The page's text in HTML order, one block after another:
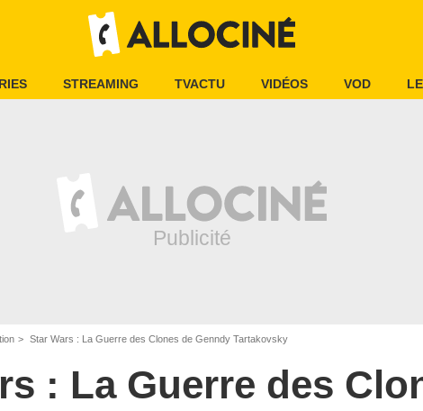
STREAMING TVACTU VIDÉOS VOD
Star Wars : La Guerre des Clones de Genndy Tartakovsky
: La Guerre des